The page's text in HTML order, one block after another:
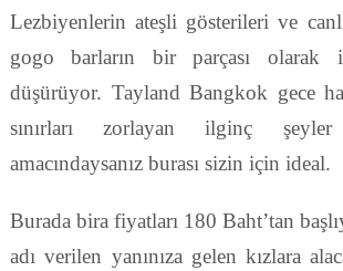
Lezbiyenlerin ateşli gösterileri ve
gogo barların bir parçası olarak
düşürüyor. Tayland Bangkok gece
sınırları zorlayan ilginç şeyler
amacındaysanız burası sizin için ideal.
Burada bira fiyatları 180 Baht’tan
adı verilen yanınıza gelen kızlara